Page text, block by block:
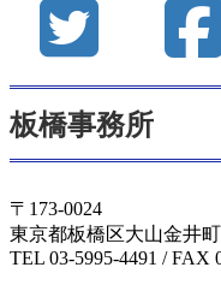
板橋事務所
〒173-0024
東京都板橋区大山金井
TEL 03-5995-4491 / FAX